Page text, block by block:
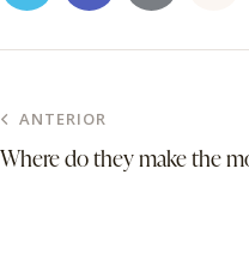
ANTERIOR
Where do they make the